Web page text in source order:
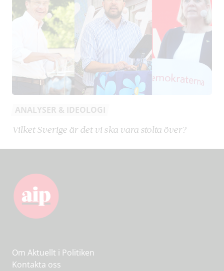
ANALYSER & IDEOLOGI
Vilket Sverige är det vi ska vara stolta över?
Om Aktuellt i Politiken
Kontakta oss